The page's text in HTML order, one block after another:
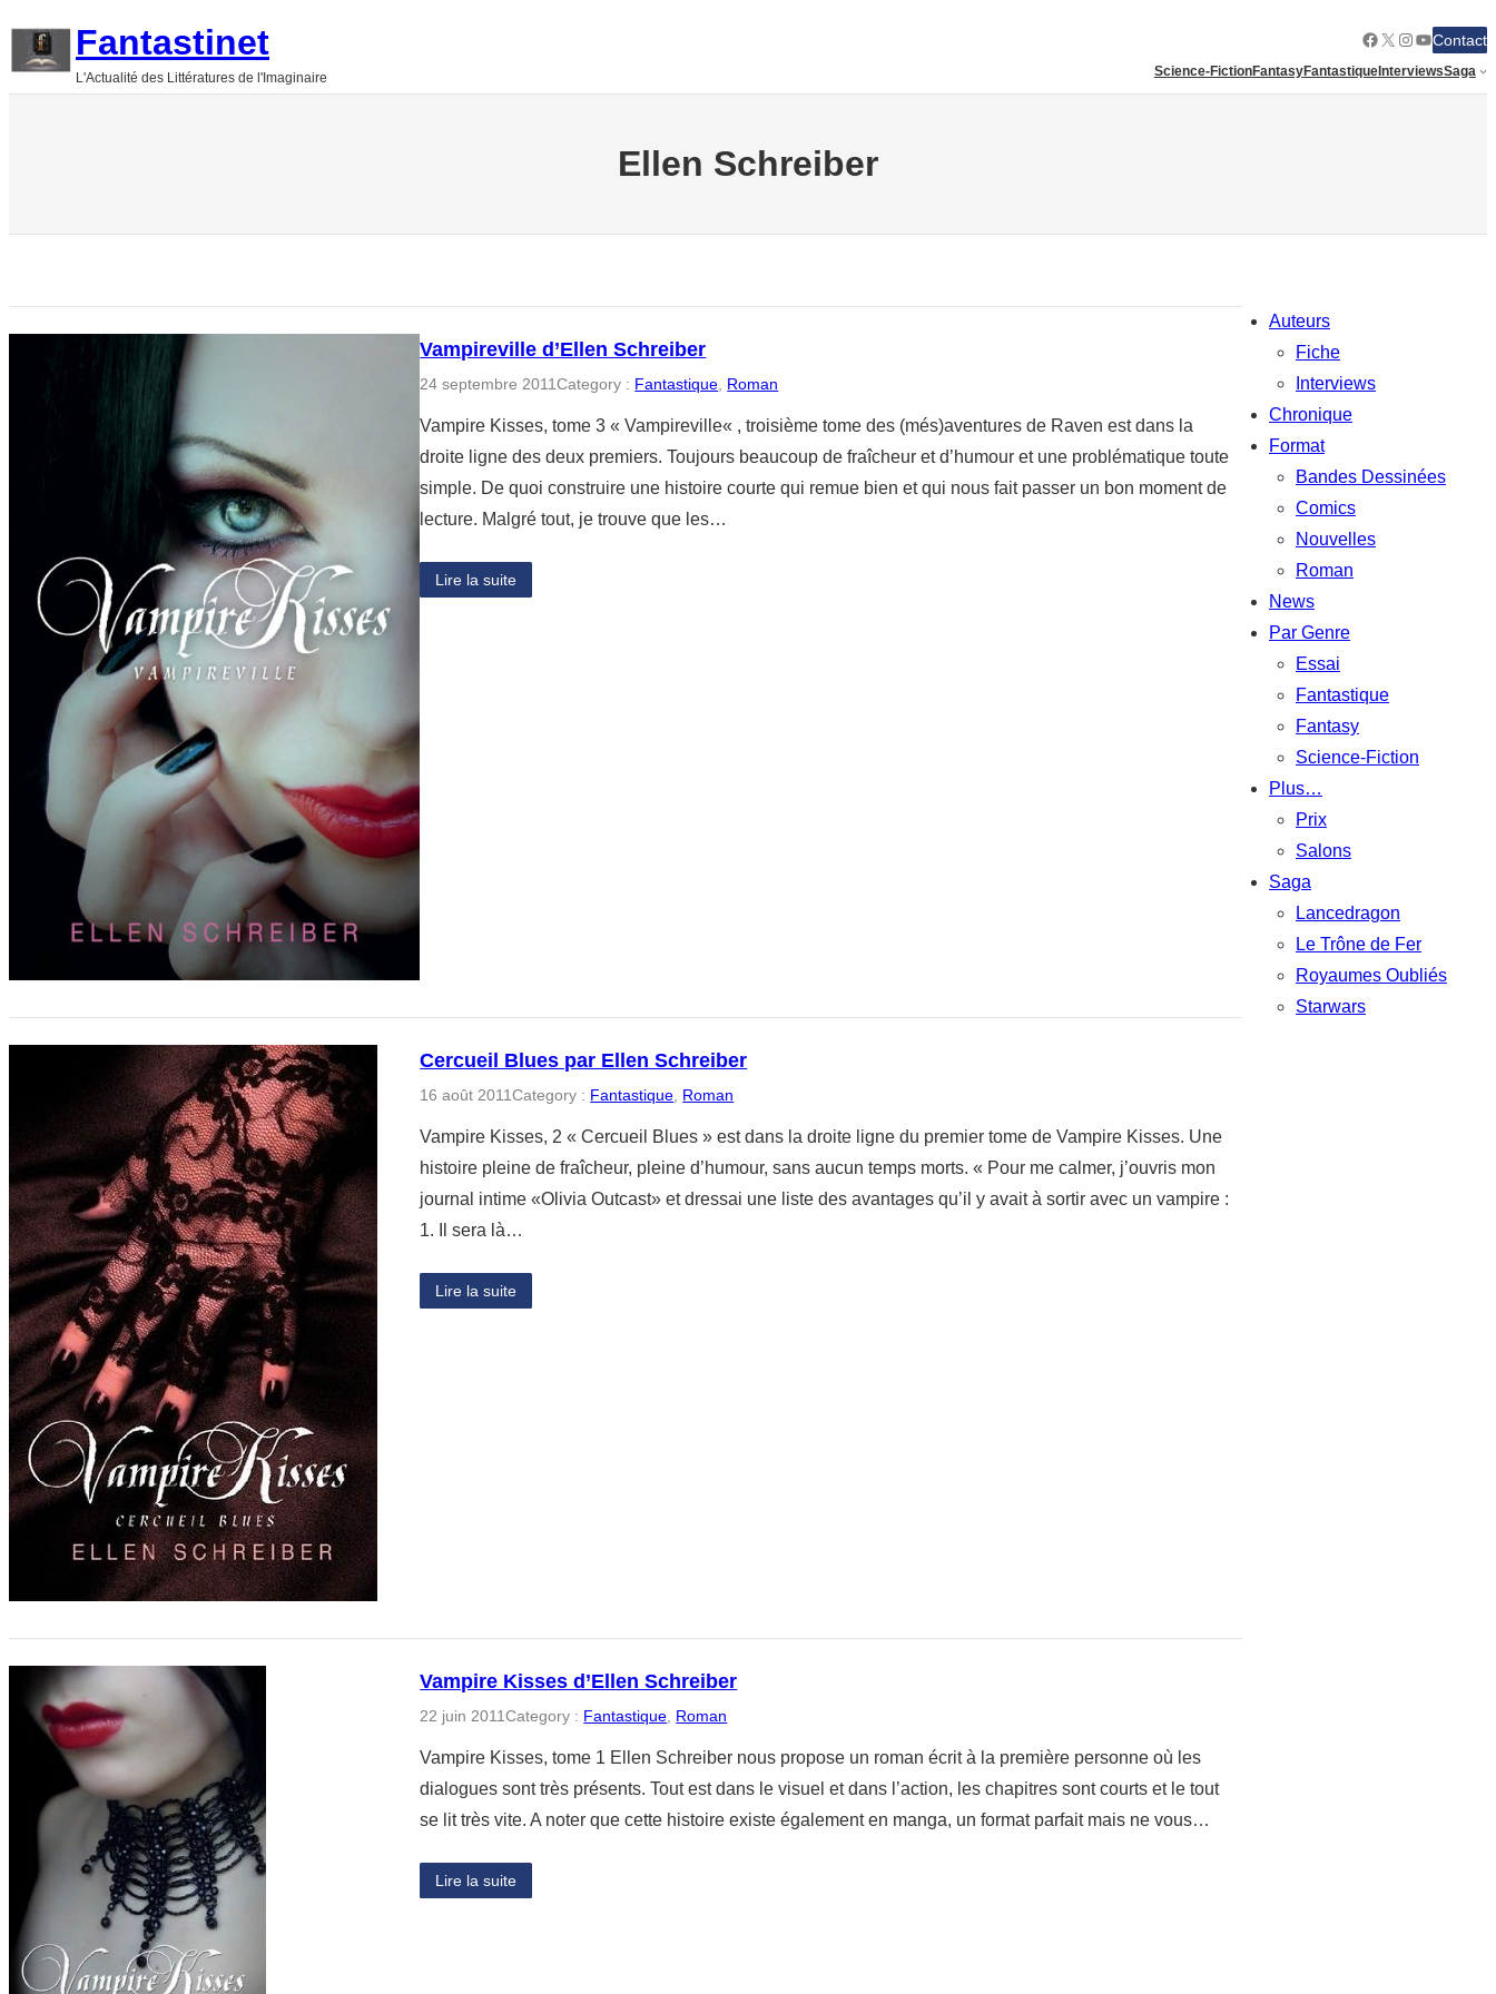
Fantastinet
L'Actualité des Littératures de l'Imaginaire
Facebook
X Instagram
YouTube
Contact
Science-FictionFantasyFantastiqueInterviewsSaga
Ellen Schreiber
Vampireville d’Ellen Schreiber
24 septembre 2011Category : Fantastique Roman
Vampire Kisses, tome 3 « Vampireville« , troisième tome des (més)aventures de Raven est dans la
droite ligne des deux premiers. Toujours beaucoup de fraîcheur et d’humour et une problématique toute
simple. De quoi construire une histoire courte qui remue bien et qui nous fait passer un bon moment de
lecture. Malgré tout, je trouve que les…
Lire la suite
Cercueil Blues par Ellen Schreiber
16 août 2011Category : Fantastique Roman
Vampire Kisses, 2 « Cercueil Blues » est dans la droite ligne du premier tome de Vampire Kisses. Une
histoire pleine de fraîcheur, pleine d’humour, sans aucun temps morts. « Pour me calmer, j’ouvris mon
journal intime «Olivia Outcast» et dressai une liste des avantages qu’il y avait à sortir avec un vampire :
1. Il sera là…
Lire la suite
Vampire Kisses d’Ellen Schreiber
22 juin 2011Category : Fantastique Roman
Vampire Kisses, tome 1 Ellen Schreiber nous propose un roman écrit à la première personne où les
dialogues sont très présents. Tout est dans le visuel et dans l’action, les chapitres sont courts et le tout
se lit très vite. A noter que cette histoire existe également en manga, un format parfait mais ne vous…
Lire la suite
Auteurs
Fiche
Interviews
Chronique
Format
Bandes Dessinées
Comics
Nouvelles
Roman
News
Par Genre
Essai
Fantastique
Fantasy
Science-Fiction
Plus…
Prix
Salons
Saga
Lancedragon
Le Trône de Fer
Royaumes Oubliés
Starwars